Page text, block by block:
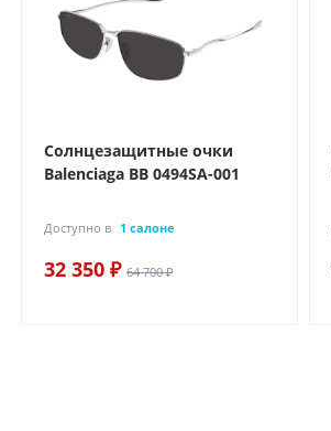
Солнцезащитные очки
Balenciaga BB 0494SA-001
Доступно в 1 салоне
32 350 ₽ 64 700 ₽